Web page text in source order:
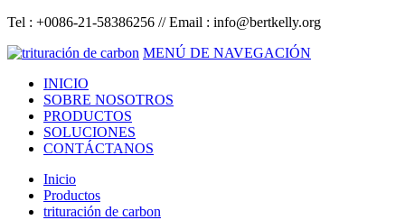
Tel : +0086-21-58386256 // Email : info@bertkelly.org
MENÚ DE NAVEGACIÓN
INICIO
SOBRE NOSOTROS
PRODUCTOS
SOLUCIONES
CONTÁCTANOS
Inicio
Productos
trituración de carbon